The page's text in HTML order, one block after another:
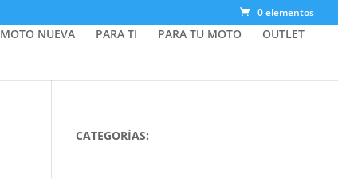
0 elementos
MOTO NUEVA PARA TI PARA TU MOTO OUTLET
CATEGORÍAS: